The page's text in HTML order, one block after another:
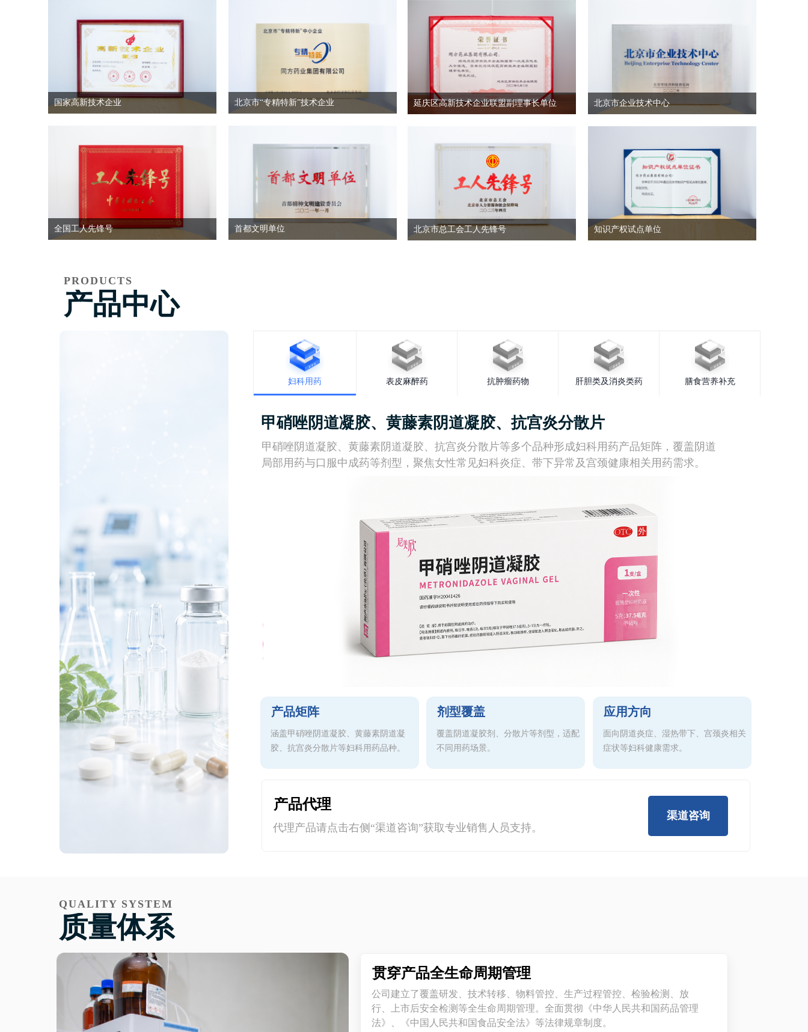
国家高新技术企业 北京市“专精特新”技术企业
全国工人先锋号 首都文明单位
延庆区高新技术企业联盟副理事长单位 北京市企业技术中心
北京市总工会工人先锋号 知识产权试点单位
产品中心
PRODUCTS
妇科用药 表皮麻醉药 抗肿瘤药物 肝胆类及消炎类药 膳食营养补充
甲硝唑阴道凝胶、 黄藤素阴道凝胶、抗宫炎分散片
甲硝唑阴道凝胶、黄藤素阴道凝胶、抗宫炎分散片等多个品种形成妇科用药产品矩阵，覆盖阴道
局部用药与口服中成药等剂型，聚焦女性常见妇科炎症、带下异常及宫颈健康相关用药需求。
涵盖甲硝唑阴道凝胶、黄藤素阴道凝
胶、抗宫炎分散片等妇科用药品种。
产品矩阵
覆盖阴道凝胶剂、分散片等剂型，适配
不同用药场景。
剂型覆盖
面向阴道炎症、湿热带下、宫颈炎相关
症状等妇科健康需求。
应用方向
代理产品请点击右侧“渠道咨询”获取专业销售人员支持。
产品代理
渠道咨询
质量体系
QUALITY SYSTEM
公司建立了覆盖研发、技术转移、物料管控、生产过程管控、检验检测、放
行、上市后安全检测等全生命周期管理。全面贯彻《中华人民共和国药品管理
法》、《中国人民共和国食品安全法》等法律规章制度。
贯穿产品全生命周期管理